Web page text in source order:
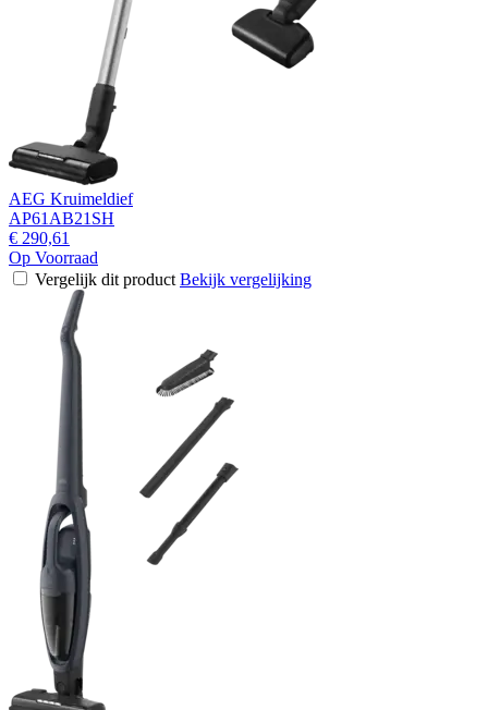
AEG Kruimeldief
AP61AB21SH
€ 290,61
Op Voorraad
Vergelijk dit product Bekijk vergelijking